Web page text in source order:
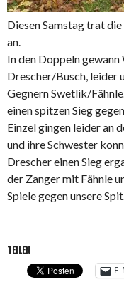
Diesen Samstag trat
an.
In den Doppeln
Drescher/Busch, leider
Gegnern Swetlik/
einen spitzen Sieg
Einzel gingen leider an
und ihre Schwester
Drescher einen Sieg
der Zanger mit Fähnle
Spiele gegen unsere
TEILEN